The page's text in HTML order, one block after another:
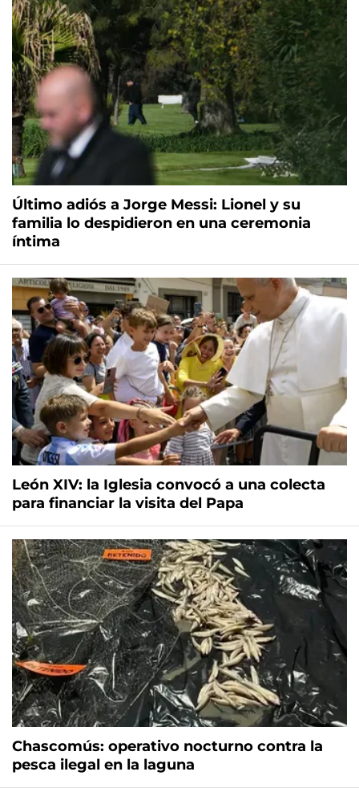
Último adiós a Jorge Messi: Lionel y su
familia lo despidieron en una ceremonia
íntima
León XIV: la Iglesia convocó a una colecta
para financiar la visita del Papa
Chascomús: operativo nocturno contra la
pesca ilegal en la laguna